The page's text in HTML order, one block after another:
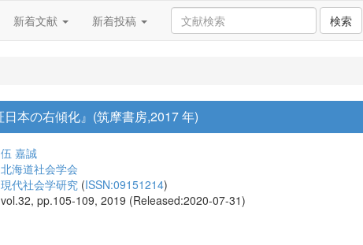
新着文献 新着投稿 検索
本の右傾化』(筑摩書房,2017 年)
伍 嘉誠
北海道社会学会
現代社会学研究 (ISSN:09151214)
vol.32, pp.105-109, 2019 (Released:2020-07-31)